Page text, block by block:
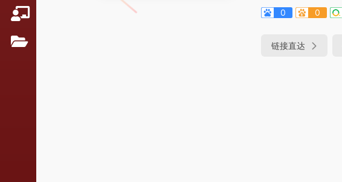
0 0
链接直达